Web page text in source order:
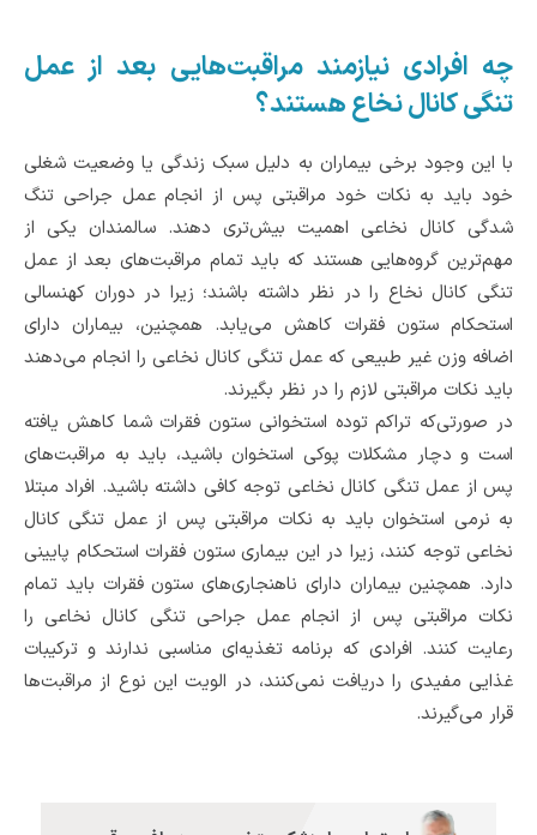
چه افرادی نیازمند مراقبت‌هایی بعد از عمل
تنگی کانال نخاع هستند؟
با این وجود برخی بیماران به دلیل سبک زندگی یا وضعیت شغلی
خود باید به نکات خود مراقبتی پس از انجام عمل جراحی تنگ
شدگی کانال نخاعی اهمیت بیش‌تری دهند. سالمندان یکی از
مهم‌ترین گروه‌هایی هستند که باید تمام مراقبت‌های بعد از عمل
تنگی کانال نخاع را در نظر داشته باشند؛ زیرا در دوران کهنسالی
استحکام ستون فقرات کاهش می‌یابد. همچنین، بیماران دارای
اضافه وزن غیر طبیعی که عمل تنگی کانال نخاعی را انجام می‌دهند
باید نکات مراقبتی لازم را در نظر بگیرند.
در صورتی‌که تراکم توده استخوانی ستون فقرات شما کاهش یافته
است و دچار مشکلات پوکی استخوان باشید، باید به مراقبت‌های
پس از عمل تنگی کانال نخاعی توجه کافی داشته باشید. افراد مبتلا
به نرمی استخوان باید به نکات مراقبتی پس از عمل تنگی کانال
نخاعی توجه کنند، زیرا در این بیماری ستون فقرات استحکام پایینی
دارد. همچنین بیماران دارای ناهنجاری‌های ستون فقرات باید تمام
نکات مراقبتی پس از انجام عمل جراحی تنگی کانال نخاعی را
رعایت کنند. افرادی که برنامه تغذیه‌ای مناسبی ندارند و ترکیبات
غذایی مفیدی را دریافت نمی‌کنند، در الویت این نوع از مراقبت‌ها
قرار می‌گیرند.